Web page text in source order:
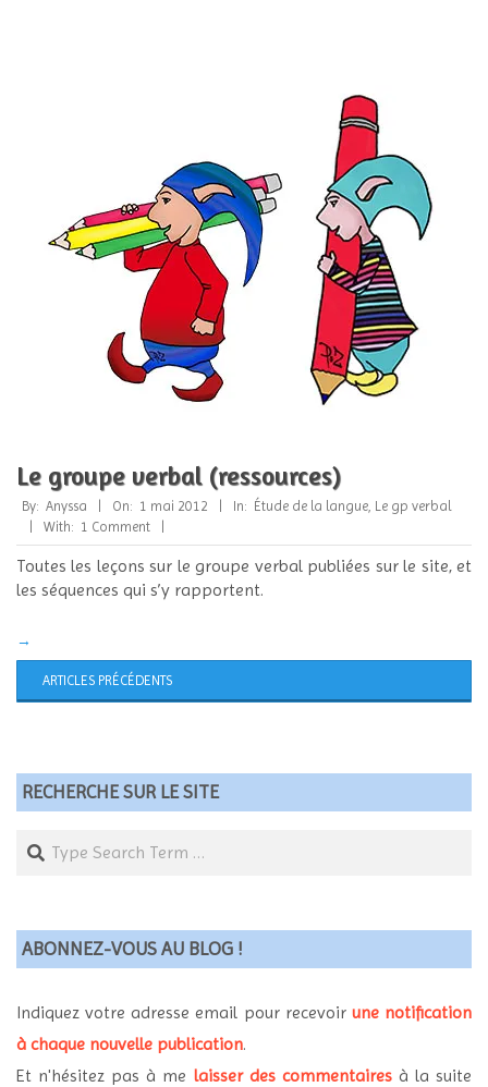
Le groupe verbal (ressources)
2012-
05-
01
By: Anyssa On: 1 mai 2012 In: Étude de la langue, Le gp verbal
With: 1 Comment
Toutes les leçons sur le groupe verbal publiées sur le site, et
les séquences qui s’y rapportent.
→
ARTICLES PRÉCÉDENTS
RECHERCHE SUR LE SITE
Search
ABONNEZ-VOUS AU BLOG !
Indiquez votre adresse email pour recevoir une notification
à chaque nouvelle publication.
Et n'hésitez pas à me laisser des commentairesà la suite